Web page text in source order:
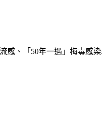
、「50年一遇」梅毒感